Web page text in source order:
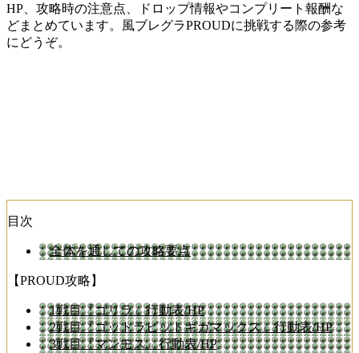
HP、攻略時の注意点、ドロップ情報やコンプリート報酬な
どまとめています。風ブレグラPROUDに挑戦する際の参考
にどうぞ。
目次
全体を通しての攻略要点
【PROUD攻略】
1戦目『ゴリラ』行動表/HP
2戦目『ゴットラビットギガマックス』行動表/HP
3戦目『マンモス』行動表/HP